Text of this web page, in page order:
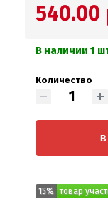
540.00
В наличии 1
Количество
В
15% товар